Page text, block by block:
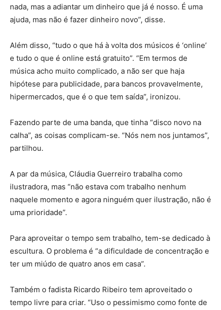
nada, mas a adiantar um dinheiro que já é nosso. É uma
ajuda, mas não é fazer dinheiro novo”, disse.
Além disso, “tudo o que há à volta dos músicos é ‘online’
e tudo o que é online está gratuito”. “Em termos de
música acho muito complicado, a não ser que haja
hipótese para publicidade, para bancos provavelmente,
hipermercados, que é o que tem saída”, ironizou.
Fazendo parte de uma banda, que tinha “disco novo na
calha”, as coisas complicam-se. “Nós nem nos juntamos”,
partilhou.
A par da música, Cláudia Guerreiro trabalha como
ilustradora, mas “não estava com trabalho nenhum
naquele momento e agora ninguém quer ilustração, não é
uma prioridade”.
Para aproveitar o tempo sem trabalho, tem-se dedicado à
escultura. O problema é “a dificuldade de concentração e
ter um miúdo de quatro anos em casa”.
Também o fadista Ricardo Ribeiro tem aproveitado o
tempo livre para criar. “Uso o pessimismo como fonte de